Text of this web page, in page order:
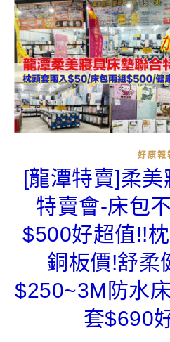
好康報
[龍潭特賣]柔
特賣會-床包
$500好超值!!
銅板價!舒柔
$250~3M防水
套$690